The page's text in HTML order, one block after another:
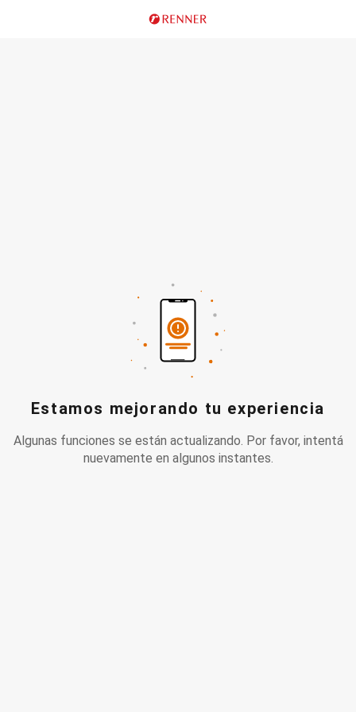
Estamos mejorando tu experiencia
Algunas funciones se están actualizando. Por favor, intentá
nuevamente en algunos instantes.